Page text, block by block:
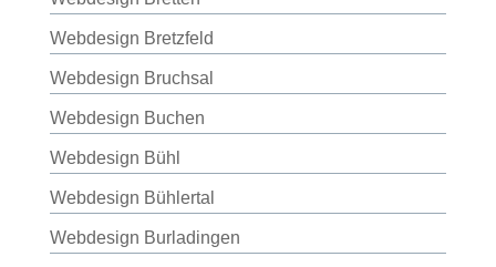
Webdesign Bretzfeld
Webdesign Bruchsal
Webdesign Buchen
Webdesign Bühl
Webdesign Bühlertal
Webdesign Burladingen